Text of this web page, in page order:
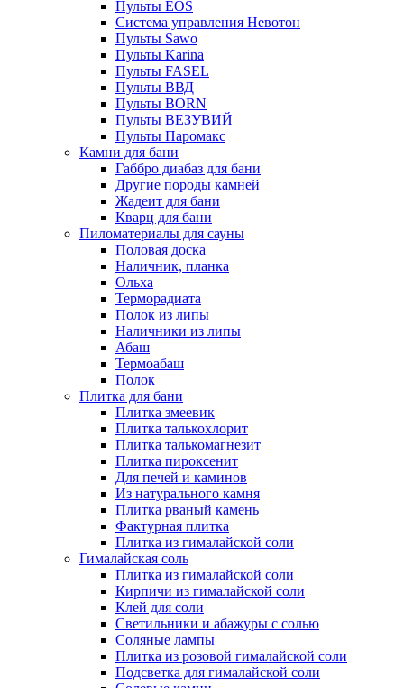
Пульты EOS
Система управления Невотон
Пульты Sawo
Пульты Karina
Пульты FASEL
Пульты ВВД
Пульты BORN
Пульты ВЕЗУВИЙ
Пульты Паромакс
Камни для бани
Габбро диабаз для бани
Другие породы камней
Жадеит для бани
Кварц для бани
Пиломатериалы для сауны
Половая доска
Наличник, планка
Ольха
Терморадиата
Полок из липы
Наличники из липы
Абаш
Термоабаш
Полок
Плитка для бани
Плитка змеевик
Плитка талькохлорит
Плитка талькомагнезит
Плитка пироксенит
Для печей и каминов
Из натурального камня
Плитка рваный камень
Фактурная плитка
Плитка из гималайской соли
Гималайская соль
Плитка из гималайской соли
Кирпичи из гималайской соли
Клей для соли
Светильники и абажуры с солью
Соляные лампы
Плитка из розовой гималайской соли
Подсветка для гималайской соли